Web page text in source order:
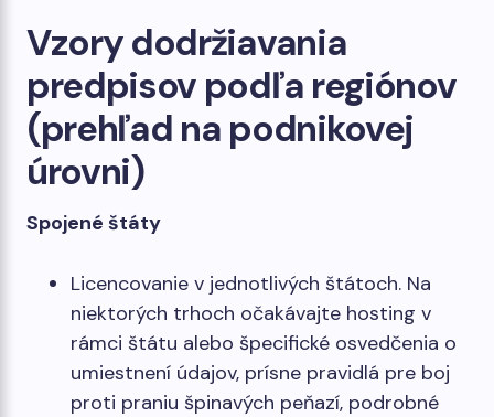
Vzory dodržiavania
predpisov podľa regiónov
(prehľad na podnikovej
úrovni)
Spojené štáty
Licencovanie v jednotlivých štátoch. Na
niektorých trhoch očakávajte hosting v
rámci štátu alebo špecifické osvedčenia o
umiestnení údajov, prísne pravidlá pre boj
proti praniu špinavých peňazí, podrobné